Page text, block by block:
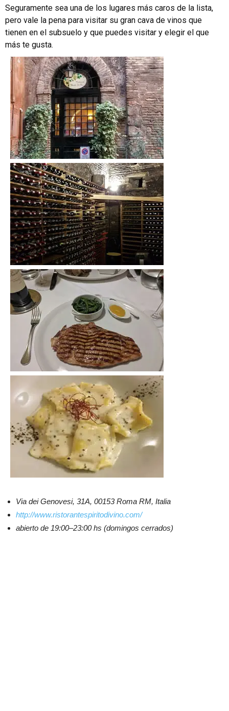
Seguramente sea una de los lugares más caros de la lista,
pero vale la pena para visitar su gran cava de vinos que
tienen en el subsuelo y que puedes visitar y elegir el que
más te gusta.
Via dei Genovesi, 31A, 00153 Roma RM, Italia
http://www.ristorantespiritodivino.com/
abierto de 19:00–23:00 hs (domingos cerrados)